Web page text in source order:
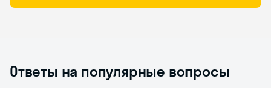
Ответы на популярные вопросы